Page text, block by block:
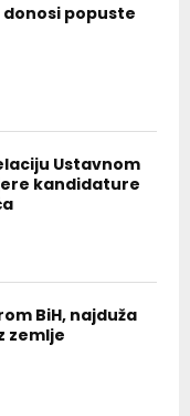
donosi popuste
Ustavnom
kandidature
BiH, najduža
zemlje